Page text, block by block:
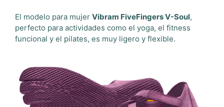
El modelo para mujer Vibram FiveFingers V-Soul,
perfecto para actividades como el yoga, el fitness
funcional y el pilates, es muy ligero y flexible.